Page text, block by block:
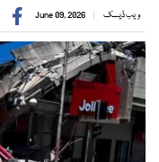
ویب ڈیسک June 09, 2026